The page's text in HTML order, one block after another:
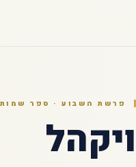
פרשת השבוע · ספר שמות
ויקהל